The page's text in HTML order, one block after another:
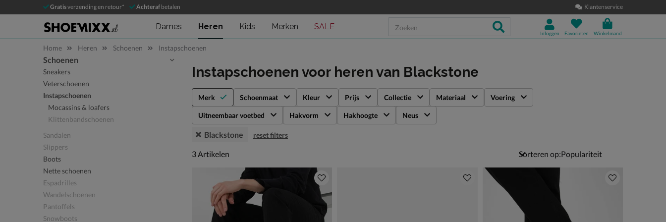
Gratisverzending en retour* Achteraf betalen Klantenservice
Dames Heren Kids Merken SALE
Inloggen Favorieten Winkelmand
Home Heren Schoenen Instapschoenen
Sla categorieën over
Schoenen
Sneakers
Veterschoenen
Instapschoenen
Mocassins & loafers
Klittenbandschoenen
Sandalen
Slippers
Boots
Nette schoenen
Espadrilles
Wandelschoenen
Pantoffels
Snowboots
Instapschoenen voor heren van Blackstone
Merk Schoenmaat Kleur Prijs Collectie Materiaal Voering
Uitneembaar voetbed Hakvorm Hakhoogte Neus
Blackstone reset filters
3 artikelen
3Artikelen Sorteren op: